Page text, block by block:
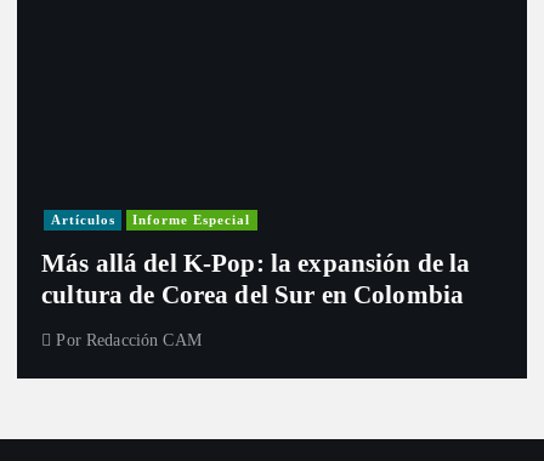
Artículos Informe Especial
Más allá del K-Pop: la expansión de la
cultura de Corea del Sur en Colombia
Por Redacción CAM